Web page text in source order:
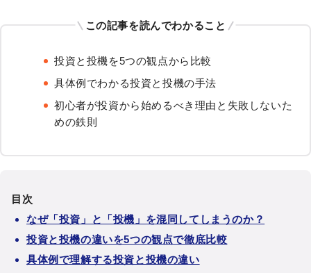
この記事を読んでわかること
投資と投機を5つの観点から比較
具体例でわかる投資と投機の手法
初心者が投資から始めるべき理由と失敗しないた
めの鉄則
目次
なぜ「投資」と「投機」を混同してしまうのか？
投資と投機の違いを5つの観点で徹底比較
具体例で理解する投資と投機の違い